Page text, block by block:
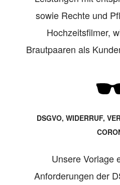
sowie Rechte und
Hochzeitsfilmer,
Brautpaaren als
DSGVO, WIDERRUF,
Unsere Vorlage
Anforderungen der